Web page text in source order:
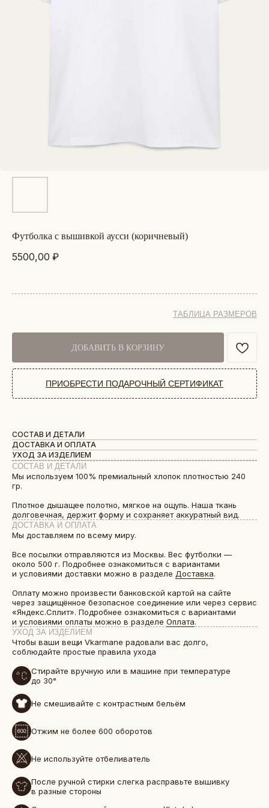
футболка с вышивкой аусси (коричневый)
5500,00 ₽
ТАБЛИЦА РАЗМЕРОВ
ДОБАВИТЬ В КОРЗИНУ
ПРИОБРЕСТИ ПОДАРОЧНЫЙ СЕРТИФИКАТ
СОСТАВ И ДЕТАЛИ
ДОСТАВКА И ОПЛАТА
УХОД ЗА ИЗДЕЛИЕМ
СОСТАВ И ДЕТАЛИ
Мы используем 100% премиальный хлопок плотностью 240
гр.
Плотное дышащее полотно, мягкое на ощупь. Наша ткань
долговечная, держит форму и сохраняет аккуратный вид.
ДОСТАВКА И ОПЛАТА
Мы доставляем по всему миру.
Все посылки отправляются из Москвы. Вес футболки —
около 500 г. Подробнее ознакомиться с вариантами
и условиями доставки можно в разделе Доставка.
Оплату можно произвести банковской картой на сайте
через защищённое безопасное соединение или через сервис
«Яндекс.Сплит». Подробнее ознакомиться с вариантами
и условиями оплаты можно в разделе Оплата.
УХОД ЗА ИЗДЕЛИЕМ
Чтобы ваши вещи Vkarmane радовали вас долго,
соблюдайте простые правила ухода
Стирайте вручную или в машине при температуре
до 30°
Не смешивайте с контрастным бельём
Отжим не более 600 оборотов
Не используйте отбеливатель
После ручной стирки слегка расправьте вышивку
в разные стороны
БОЛЕЕ 50 000 ДРУЗЕЙ VKARMANE ПО ВСЕЙ СТРАНЕ
Истории, которые мы носим «в кармане»